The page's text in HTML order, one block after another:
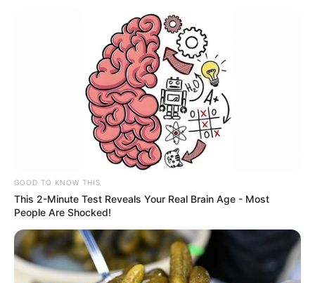
Mərkəzi Bankdan mühüm qərar:
Müştərilərə qarşı davranış qaydaları
Moskvadan xəbərdarlıq -Zəngəzur dəhlizinin
açılması...
GOOD TO KNOW THIS
This 2-Minute Test Reveals Your Real Brain Age - Most
People Are Shocked!